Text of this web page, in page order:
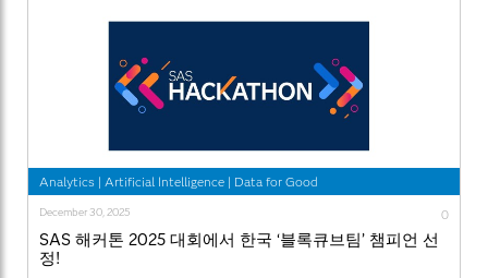
Analytics | Artificial Intelligence | Data for Good
December 30, 2025 0
SAS 해커톤 2025 대회에서 한국 ‘블록큐브팀’ 챔피언 선
정!